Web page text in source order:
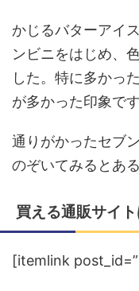
かじるバターアイ
ンビニをはじめ、
した。特に多かっ
が多かった印象です
通りがかったセブ
のぞいてみるとあ
買える通販サイト
[itemlink